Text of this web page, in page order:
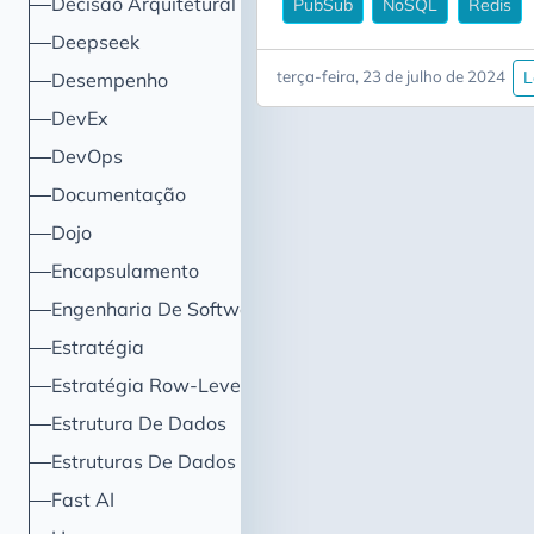
Deepseek
Desempenho
DevEx
DevOps
Documentação
Dojo
Encapsulamento
Engenharia De Software
Estratégia
Estratégia Row-Level Security
Estrutura De Dados
Estruturas De Dados
Fast AI
PubSub NoSQL Redis
terça-feira, 23 de julho de 2024